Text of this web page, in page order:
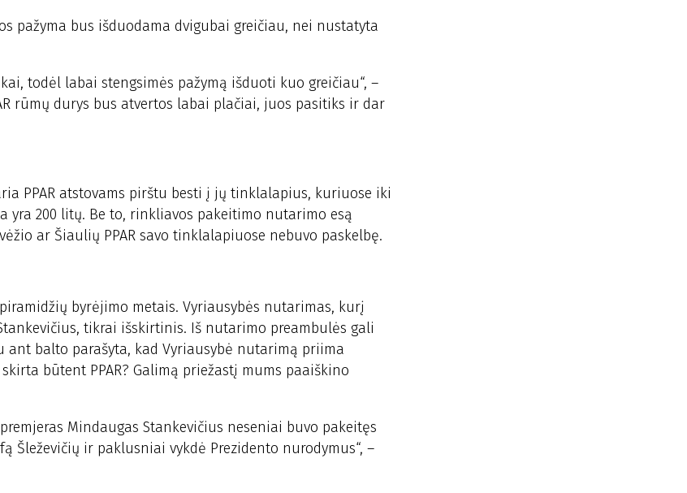
pažyma bus išduodama dvigubai greičiau, nei nustatyta
todėl labai stengsimės pažymą išduoti kuo greičiau“, –
rūmų durys bus atvertos labai plačiai, juos pasitiks ir dar
PPAR atstovams pirštu besti į jų tinklalapius, kuriuose iki
200 litų. Be to, rinkliavos pakeitimo nutarimo esą
ar Šiaulių PPAR savo tinklalapiuose nebuvo paskelbę.
byrėjimo metais. Vyriausybės nutarimas, kurį
tikrai išskirtinis. Iš nutarimo preambulės gali
balto parašyta, kad Vyriausybė nutarimą priima
būtent PPAR? Galimą priežastį mums paaiškino
Mindaugas Stankevičius neseniai buvo pakeitęs
Šleževičių ir paklusniai vykdė Prezidento nurodymus“, –